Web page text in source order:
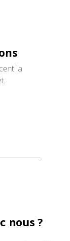
la
nous ?